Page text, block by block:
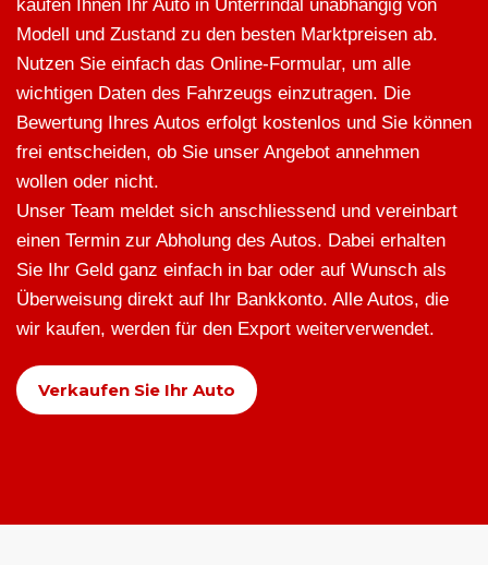
kaufen Ihnen Ihr Auto in Unterrindal unabhängig von
Modell und Zustand zu den besten Marktpreisen ab.
Nutzen Sie einfach das Online-Formular, um alle
wichtigen Daten des Fahrzeugs einzutragen. Die
Bewertung Ihres Autos erfolgt kostenlos und Sie können
frei entscheiden, ob Sie unser Angebot annehmen
wollen oder nicht.
Unser Team meldet sich anschliessend und vereinbart
einen Termin zur Abholung des Autos. Dabei erhalten
Sie Ihr Geld ganz einfach in bar oder auf Wunsch als
Überweisung direkt auf Ihr Bankkonto. Alle Autos, die
wir kaufen, werden für den Export weiterverwendet.
Verkaufen Sie Ihr Auto